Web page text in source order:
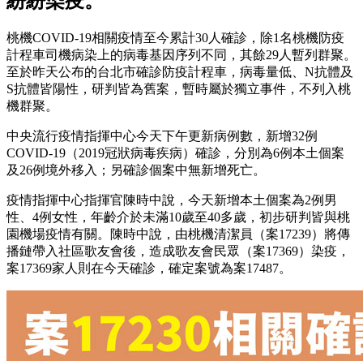
桃機COVID-19相關疫情至今累計30人確診，除1名桃機防疫
計程車司機病染上的病毒基因序列不同，其餘29人暫列群聚。
至於昨天公布的台北市確診防疫計程車，病毒量低、N抗體及
S抗體皆陽性，研判皆為舊案，暫時屬於獨立事件，不列入桃
機群聚。
中央流行疫情指揮中心今天下午更新病例數，新增32例
COVID-19（2019冠狀病毒疾病）確診，分別為6例本土個案
及26例境外移入；另確診個案中無新增死亡。
疫情指揮中心指揮官陳時中說，今天新增本土個案為2例男
性、4例女性，年齡介於未滿10歲至40多歲，初步研判皆與桃
園機場疫情有關。陳時中說，由桃機清潔員（案17239）將傳
播鏈帶入社區歌友會後，造成歌友會民眾（案17369）染疫，
案17369家人則在今天確診，確定案號為案17487。